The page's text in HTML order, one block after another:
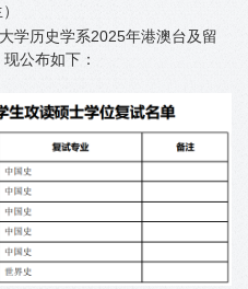
学历史学系2025年港澳台及留
公布如下：